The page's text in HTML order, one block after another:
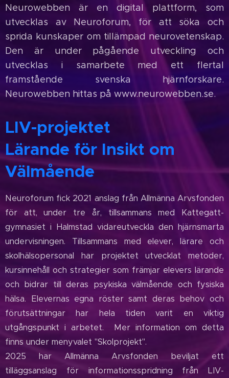
Neurowebben är en digital plattform, som
utvecklas av Neuroforum, för att söka och
sprida kunskaper om tillämpad neurovetenskap.
Den är under pågående utveckling och
utvecklas i samarbete med ett flertal
framstående svenska hjärnforskare.
Neurowebben hittas på www.neurowebben.se.
LIV-projektet
Lärande för Insikt om
Välmående
Neuroforum fick 2021 anslag från Allmänna Arvsfonden
för att, under tre år, tillsammans med Kattegatt-
gymnasiet i Halmstad vidareutveckla den hjärnsmarta
undervisningen. Tillsammans med elever, lärare och
skolhälsopersonal har projektet utvecklat metoder,
kursinnehåll och strategier som främjar elevers lärande
och bidrar till deras psykiska välmående och fysiska
hälsa. Elevernas egna röster samt deras behov och
förutsättningar har hela tiden varit en viktig
utgångspunkt i arbetet. Mer information om detta
finns under menyvalet "Skolprojekt".
2025 har Allmänna Arvsfonden beviljat ett
tilläggsanslag för informationsspridning från LIV-